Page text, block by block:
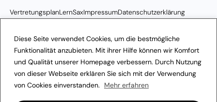
Diese Seite verwendet Cookies, um die bestmögliche
Funktionalität anzubieten. Mit ihrer Hilfe können wir Komfort
und Qualität unserer Homepage verbessern. Durch Nutzung
von dieser Webseite erklären Sie sich mit der Verwendung
von Cookies einverstanden.
Mehr erfahren
VertretungsplanLernSaxImpressumDatenschutzerklärung